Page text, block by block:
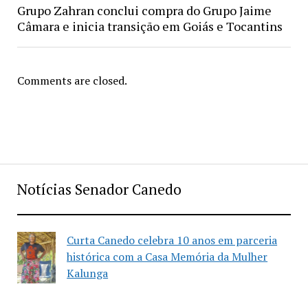
Notícias Senador Canedo
Curta Canedo celebra 10 anos em parceria
histórica com a Casa Memória da Mulher
Kalunga
Grupo Zahran conclui compra do Grupo Jaime
Câmara e inicia transição em Goiás e Tocantins
Comments are closed.